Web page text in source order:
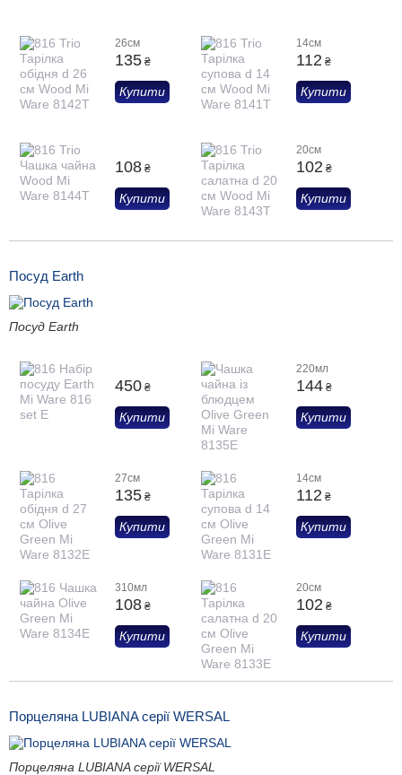
26см
135 ₴
Купити
14см
112 ₴
Купити
108 ₴
Купити
20см
102 ₴
Купити
Посуд Earth
Посуд Earth
450 ₴
Купити
220мл
144 ₴
Купити
27см
135 ₴
Купити
14см
112 ₴
Купити
310мл
108 ₴
Купити
20см
102 ₴
Купити
Порцеляна LUBIANA серії WERSAL
Порцеляна LUBIANA серії WERSAL